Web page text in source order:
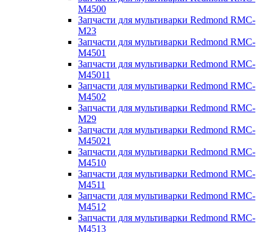
M4500
Запчасти для мультиварки Redmond RMC-
M23
Запчасти для мультиварки Redmond RMC-
M4501
Запчасти для мультиварки Redmond RMC-
M45011
Запчасти для мультиварки Redmond RMC-
M4502
Запчасти для мультиварки Redmond RMC-
M29
Запчасти для мультиварки Redmond RMC-
M45021
Запчасти для мультиварки Redmond RMC-
M4510
Запчасти для мультиварки Redmond RMC-
M4511
Запчасти для мультиварки Redmond RMC-
M4512
Запчасти для мультиварки Redmond RMC-
M4513